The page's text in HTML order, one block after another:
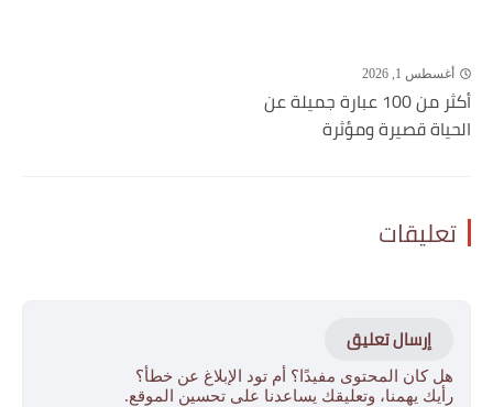
أغسطس 1, 2026
أكثر من 100 عبارة جميلة عن
الحياة قصيرة ومؤثرة
تعليقات
إرسال تعليق
هل كان المحتوى مفيدًا؟ أم تود الإبلاغ عن خطأ؟
رأيك يهمنا، وتعليقك يساعدنا على تحسين الموقع.